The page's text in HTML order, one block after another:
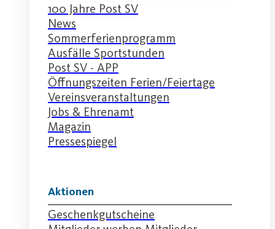
100 Jahre Post SV
News
Sommerferienprogramm
Ausfälle Sportstunden
Post SV - APP
Öffnungszeiten Ferien/Feiertage
Vereinsveranstaltungen
Jobs & Ehrenamt
Magazin
Pressespiegel
Aktionen
Geschenkgutscheine